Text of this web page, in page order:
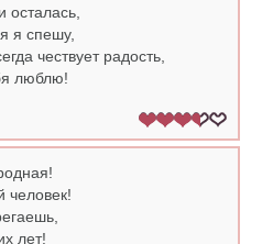
осталась,
я спешу,
чествует радость,
люблю!
человек!
лет!